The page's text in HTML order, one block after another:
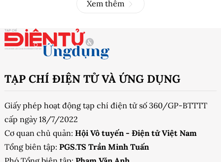
Xem thêm
TẠP CHÍ ĐIỆN TỬ VÀ ỨNG DỤNG
Giấy phép hoạt động tạp chí điện tử số 360/GP-BTTTT
cấp ngày 18/7/2022
Cơ quan chủ quản: Hội Vô tuyến - Điện tử Việt Nam
Tổng biên tập: PGS.TS Trần Minh Tuấn